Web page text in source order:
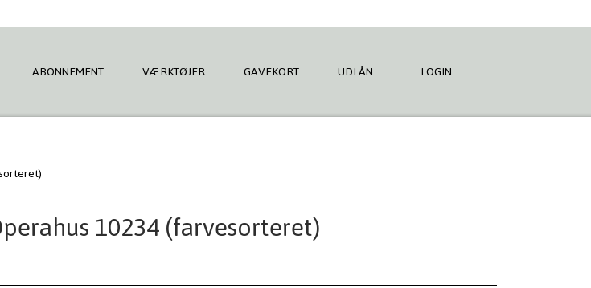
ABONNEMENT VÆRKTØJER GAVEKORT UDLÅN LOGIN
10234 (farvesorteret)